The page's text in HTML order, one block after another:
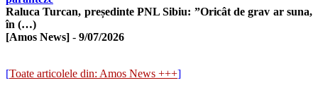
Raluca Turcan, președinte PNL Sibiu: ”Oricât de grav ar suna,
în (…)
[Amos News] - 9/07/2026
[Toate articolele din: Amos News +++]